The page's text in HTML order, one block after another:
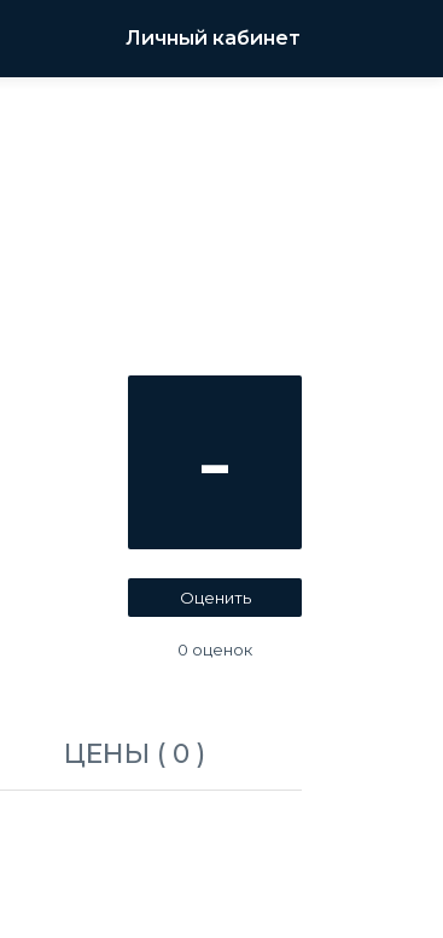
Личный кабинет
-
0 оценок
ЦЕНЫ ( 0 )